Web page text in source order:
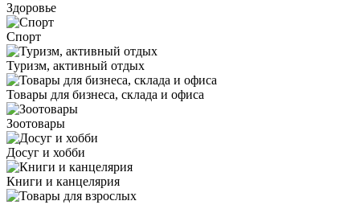
Здоровье
Спорт
Туризм, активный отдых
Товары для бизнеса, склада и офиса
Зоотовары
Досуг и хобби
Книги и канцелярия